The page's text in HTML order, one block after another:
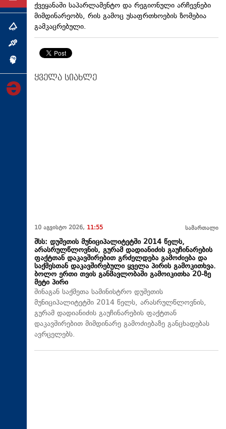
თემა
ქვეყანაში საპარლამენტო და რეგიონული არჩევნები
მიმდინარეობს, რის გამოც უსაფრთხოების ზომებია
გამკაცრებული.
ყველა სიახლე
10 აგვისტო 2026, 11:55 სამართალი
შსს: დუშეთის მუნიციპალიტეტში 2014 წელს,
არასრულწლოვნის, გურამ დადიანიძის გაუჩინარების
ფაქტთან დაკავშირებით გრძელდება გამოძიება და
საქმესთან დაკავშირებული ყველა პირის გამოკითხვა.
ბოლო ერთი თვის განმავლობაში გამოიკითხა 20-ზე
მეტი პირი
შინაგან საქმეთა სამინისტრო დუშეთის
მუნიციპალიტეტში 2014 წელს, არასრულწლოვნის,
გურამ დადიანიძის გაუჩინარების ფაქტთან
დაკავშირებით მიმდინარე გამოძიებაზე განცხადებას
ავრცელებს.